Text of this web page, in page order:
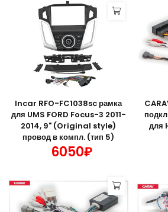
Incar RFO-FC1038sc рамка
для UMS FORD Focus-3 2011-
2014, 9" (Original style)
провод в компл. (тип 5)
6050₽
для